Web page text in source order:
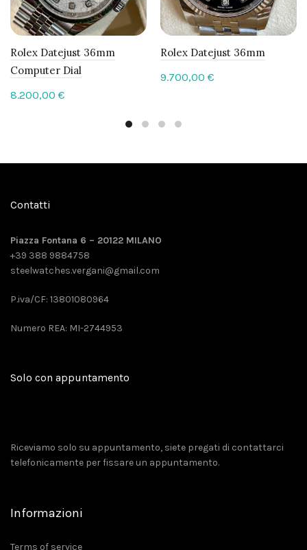
Rolex Datejust 36mm
Computer Dial
8.200,00 €
Rolex Datejust 36mm
9.700,00 €
Contatti
Piazza Fontana 6 – 20122 MILANO
+39 388 9884758
steelwatches.vergani@gmail.com
P.iva/CF: 13801080964
Numero REA: MI-2744953
Solo con appuntamento
Riceviamo solo su appuntamento, siete pregati di contattarci
telefonicamente per fissare un appuntamento.
Informazioni
Terms of service